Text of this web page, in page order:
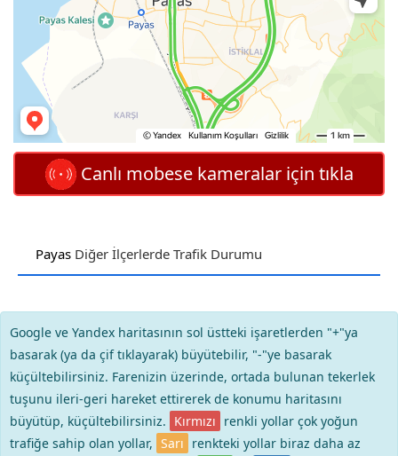
Canlı mobese kameralar için tıkla
Payas Diğer İlçerlerde Trafik Durumu
Google ve Yandex haritasının sol üstteki işaretlerden "+"ya
basarak (ya da çif tıklayarak) büyütebilir, "-"ye basarak
küçültebilirsiniz. Farenizin üzerinde, ortada bulunan tekerlek
tuşunu ileri-geri hareket ettirerek de konumu haritasını
büyütüp, küçültebilirsiniz. Kırmızı renkli yollar çok yoğun
trafiğe sahip olan yollar, Sarı renkteki yollar biraz daha az